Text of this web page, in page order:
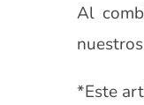
Al
*Este